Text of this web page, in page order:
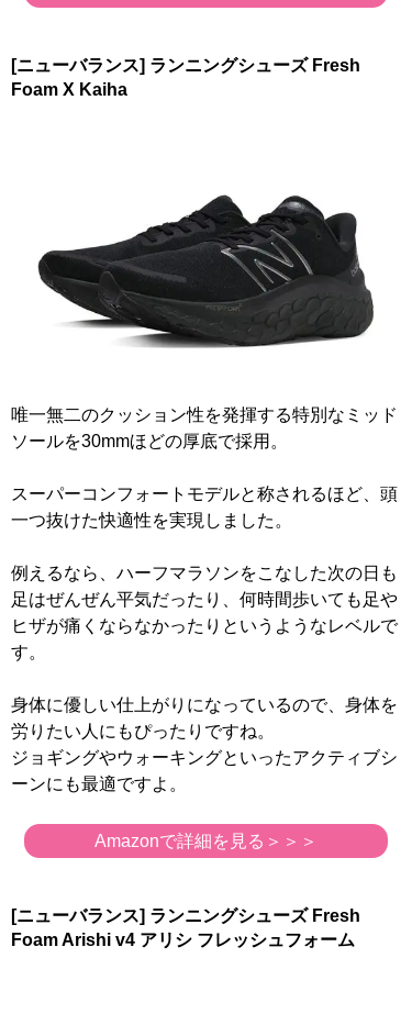
[ニューバランス] ランニングシューズ Fresh
Foam X Kaiha
唯一無二のクッション性を発揮する特別なミッド
ソールを30mmほどの厚底で採用。
スーパーコンフォートモデルと称されるほど、頭
一つ抜けた快適性を実現しました。
例えるなら、ハーフマラソンをこなした次の日も
足はぜんぜん平気だったり、何時間歩いても足や
ヒザが痛くならなかったりというようなレベルで
す。
身体に優しい仕上がりになっているので、身体を
労りたい人にもぴったりですね。
ジョギングやウォーキングといったアクティブシ
ーンにも最適ですよ。
Amazonで詳細を見る＞＞＞
[ニューバランス] ランニングシューズ Fresh
Foam Arishi v4 アリシ フレッシュフォーム